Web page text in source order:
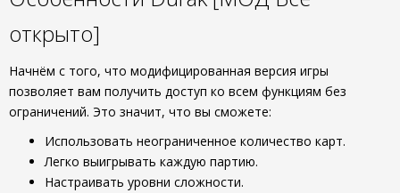
открыто]
Начнём с того, что модифицированная версия игры
позволяет вам получить доступ ко всем функциям без
ограничений. Это значит, что вы сможете:
Использовать неограниченное количество карт.
Легко выигрывать каждую партию.
Настраивать уровни сложности.